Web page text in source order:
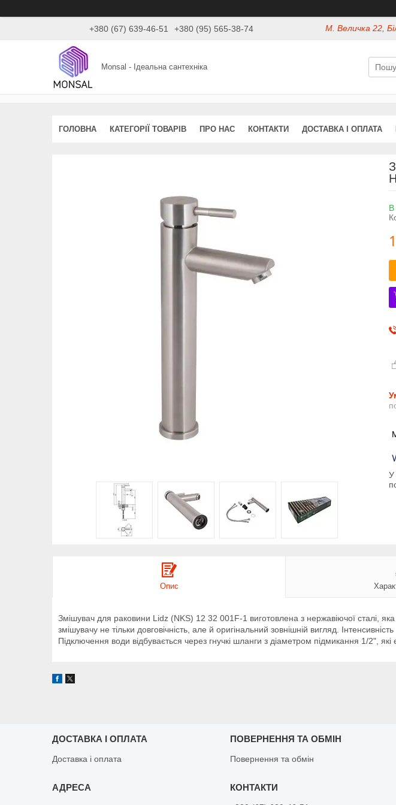
+380 (67) 639-46-51 +380 (95) 565-38-74 М. Величка 22,
Monsal - Ідеальна сантехніка
ГОЛОВНА КАТЕГОРІЇ ТОВАРІВ ПРО НАС КОНТАКТИ ДОСТАВКА І ОПЛАТА
В
У
Опис
Змішувач для раковини Lidz (NKS) 12 32 001F-1 виготовлена з нержавіючої сталі,
змішувачу не тільки довговічність, але й оригінальний зовнішній вигляд.
Підключення води відбувається через гнучкі шланги з діаметром підмикання 1/2", які
ДОСТАВКА І ОПЛАТА
Доставка і оплата
ПОВЕРНЕННЯ ТА ОБМІН
Повернення та обмін